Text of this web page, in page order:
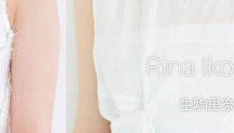
Rina
生駒里奈